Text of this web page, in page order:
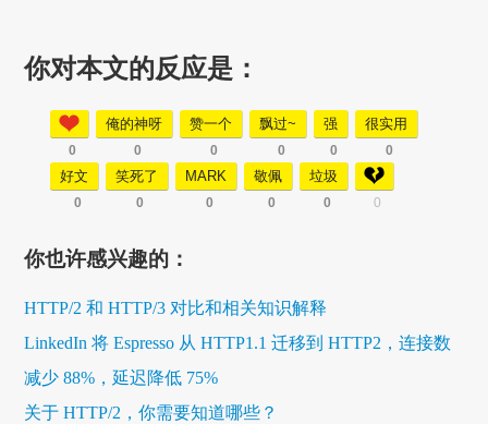
你对本文的反应是：
0
俺的神呀
0
赞一个
0
飘过~
0
强
0
很实用
0
好文
0
笑死了
0
MARK
0
敬佩
0
垃圾
0 0
你也许感兴趣的：
HTTP/2 和 HTTP/3 对比和相关知识解释
LinkedIn 将 Espresso 从 HTTP1.1 迁移到 HTTP2，连接数
减少 88%，延迟降低 75%
关于 HTTP/2，你需要知道哪些？